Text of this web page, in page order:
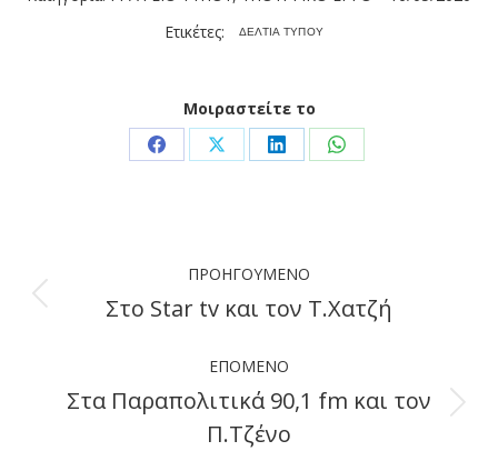
Ετικέτες:
ΔΕΛΤΙΑ ΤΥΠΟΥ
Μοιραστείτε το
Share Share Share Share
navigation
ΠΡΟΗΓΟΎΜΕΝΟ
Previous
Στο Star tv και τον Τ.Χατζή
ΕΠΌΜΕΝΟ
Next
post:
Στα Παραπολιτικά 90,1 fm και τον
Π.Τζένο